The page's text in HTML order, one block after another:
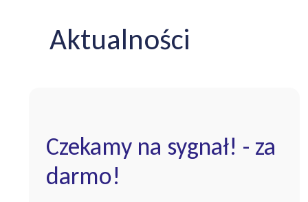
Aktualności
Czekamy na sygnał! - za
darmo!